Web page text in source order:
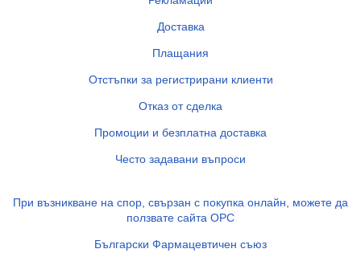
Доставка
Плащания
Отстъпки за регистрирани клиенти
Отказ от сделка
Промоции и безплатна доставка
Често задавани въпроси
При възникване на спор, свързан с покупка онлайн, можете да
ползвате сайта ОРС
Български Фармацевтичен съюз